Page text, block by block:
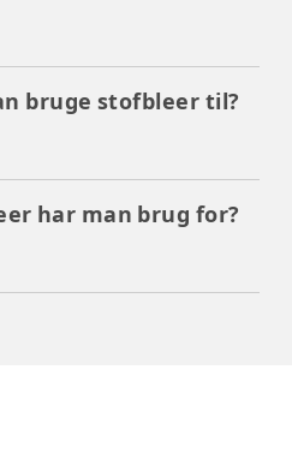
bruge stofbleer til?
har man brug for?